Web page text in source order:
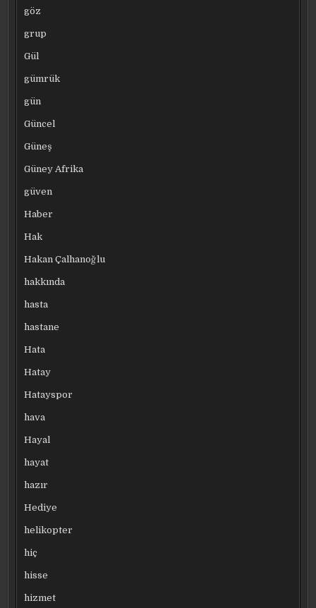
göz
grup
Gül
gümrük
gün
Güncel
Güneş
Güney Afrika
güven
Haber
Hak
Hakan Çalhanoğlu
hakkında
hasta
hastane
Hata
Hatay
Hatayspor
hava
Hayal
hayat
hazır
Hediye
helikopter
hiç
hisse
hizmet